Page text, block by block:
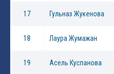
17 Гульназ Жукенова
18 Лаура Жумажан
19 Асель Куспанова